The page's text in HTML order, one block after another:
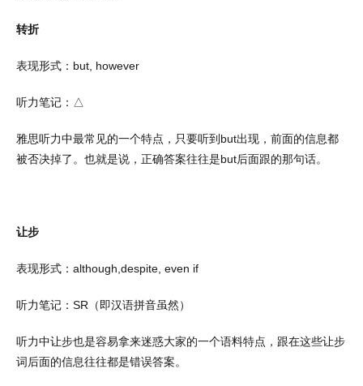
转折
表现形式： but, however
听力笔记：△
雅思听力中最常见的一个特点，只要听到 but出现，前面的信息都
被否决掉了。也就是说，正确答案往往是but后面跟的那句话。
让步
表现形式： although,despite, even if
听力笔记： SR （即汉语拼音虽然）
听力中让步也是容易拿来迷惑大家的一个语料特点，跟在这些让步
词后面的信息往往都是错误答案。